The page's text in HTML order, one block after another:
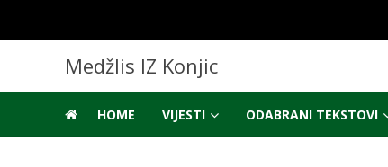
navigation
content
Medžlis IZ Konjic
HOME VIJESTI ODABRANI TEKSTOVI